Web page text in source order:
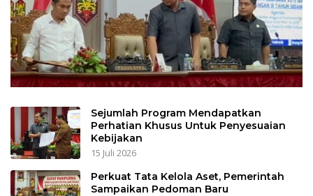
Sejumlah Program Mendapatkan
Perhatian Khusus Untuk Penyesuaian
Kebijakan
15 Juli 2026
Perkuat Tata Kelola Aset, Pemerintah
Sampaikan Pedoman Baru